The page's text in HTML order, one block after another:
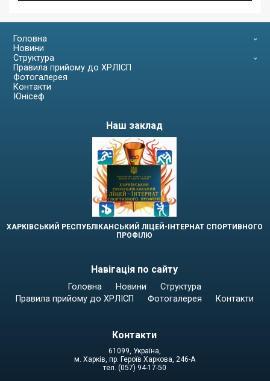
Головна
Новини
Структура
Правила прийому до ХРЛІСП
Фотогалерея
Контакти
Юнісеф
Наш заклад
ХАРКІВСЬКИЙ РЕСПУБЛІКАНСЬКИЙ ЛІЦЕЙ-ІНТЕРНАТ СПОРТИВНОГО
ПРОФІЛЮ
Навігація по сайту
Головна Новини
Структура
Правила прийому до ХРЛІСП
Фотогалерея Контакти
Контакти
61099, Україна,
м. Харків, пр. Героїв Харкова, 246-А
тел. (057) 94-17-50